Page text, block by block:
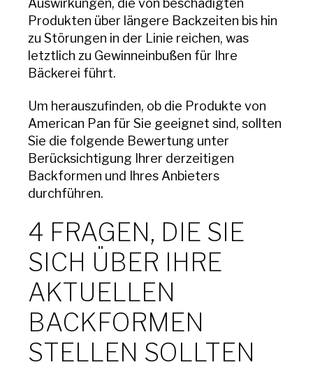
Auswirkungen, die von beschädigten
Produkten über längere Backzeiten bis hin
zu Störungen in der Linie reichen, was
letztlich zu Gewinneinbußen für Ihre
Bäckerei führt.
Um herauszufinden, ob die Produkte von
American Pan für Sie geeignet sind, sollten
Sie die folgende Bewertung unter
Berücksichtigung Ihrer derzeitigen
Backformen und Ihres Anbieters
durchführen.
4 FRAGEN, DIE SIE
SICH ÜBER IHRE
AKTUELLEN
BACKFORMEN
STELLEN SOLLTEN